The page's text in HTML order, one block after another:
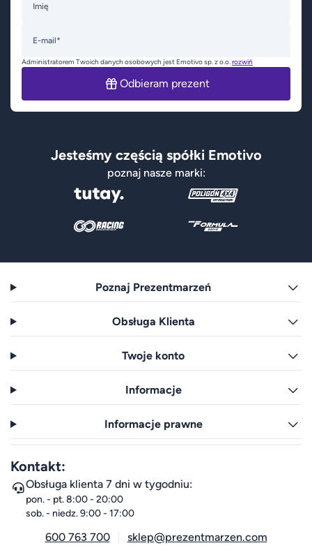
Imię
E-mail*
Administratorem Twoich danych osobowych jest Emotivo sp. z o.o.rozwiń
Odbieram prezent
Jesteśmy częścią spółki Emotivo
poznaj nasze marki:
Poznaj Prezentmarzeń
Obsługa Klienta
Twoje konto
Informacje
Informacje prawne
Kontakt:
Obsługa klienta 7 dni w tygodniu:
pon. - pt. 8:00 - 20:00
sob. - niedz. 9:00 - 17:00
600 763 700 sklep@prezentmarzen.com